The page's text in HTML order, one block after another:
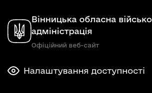
Вінницька обласна
адміністрація
Офіційний веб-сайт
Налаштування доступності